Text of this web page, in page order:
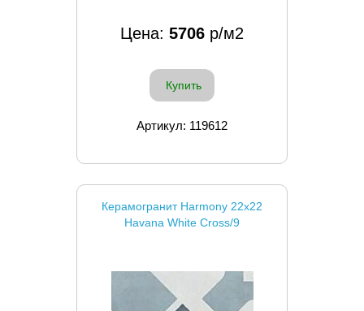
Цена: 5706 р/м2
Купить
Артикул: 119612
Керамогранит Harmony 22x22
Havana White Cross/9